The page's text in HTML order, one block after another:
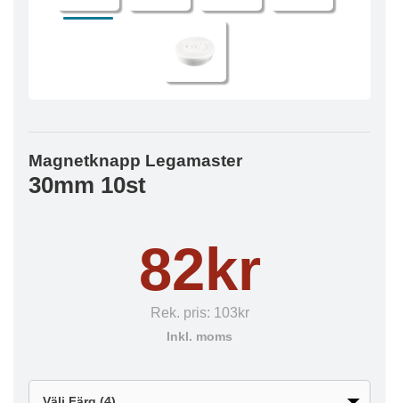
Magnetknapp Legamaster
30mm 10st
82kr
Rek. pris: 103kr
Inkl. moms